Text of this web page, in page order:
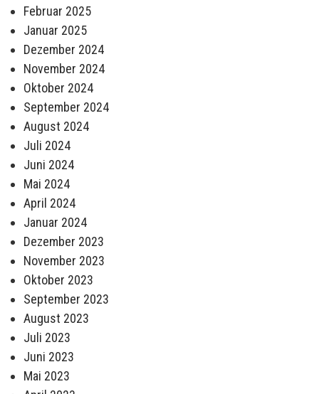
Februar 2025
Januar 2025
Dezember 2024
November 2024
Oktober 2024
September 2024
August 2024
Juli 2024
Juni 2024
Mai 2024
April 2024
Januar 2024
Dezember 2023
November 2023
Oktober 2023
September 2023
August 2023
Juli 2023
Juni 2023
Mai 2023